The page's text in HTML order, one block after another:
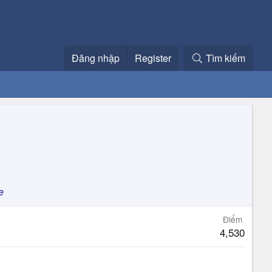
Đăng nhập Register Tìm kiếm
Điểm
4,530